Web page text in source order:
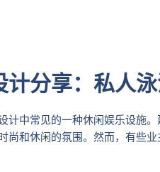
计分享：私人
计中常见的一种休闲娱乐设施
尚和休闲的氛围。然而，有些